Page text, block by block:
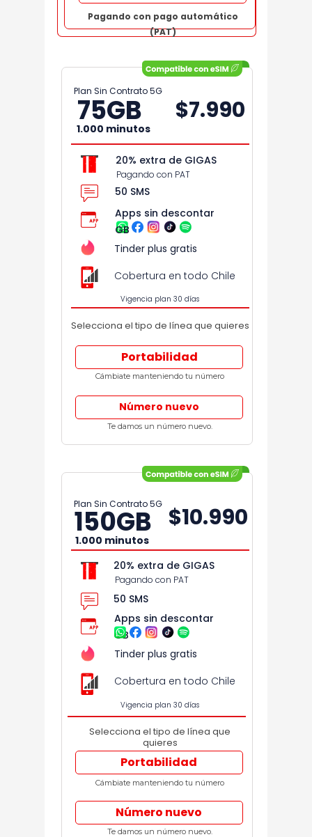
75GB
1.000 minutos
$7.990
Portabilidad
Plan Sin Contrato 5G
50 SMS
Apps sin descontar
GB
Tinder plus gratis
Vigencia plan 30 días
Número nuevo
Cámbiate manteniendo tu número
Selecciona el tipo de línea que quieres
Te damos un número nuevo.
20% extra de GIGAS
Pagando con PAT
Cobertura en todo Chile
150GB
1.000 minutos
$10.990
Portabilidad
Plan Sin Contrato 5G
50 SMS
Apps sin descontar
GB
Tinder plus gratis
Vigencia plan 30 días
Cámbiate manteniendo tu número
Número nuevo
Te damos un número nuevo.
Selecciona el tipo de línea que
quieres
20% extra de GIGAS
Pagando con PAT
Cobertura en todo Chile
Pagando con pago automático
(PAT)